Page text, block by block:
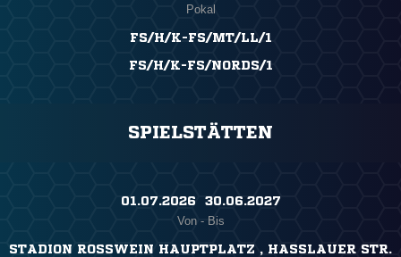
Pokal
FS/H/K-FS/MT/LL/1
FS/H/K-FS/NORDS/1
SPIELSTÄTTEN
01.07.2026 ​ 30.06.2027
Von - Bis
STADION ROSSWEIN HAUPTPLATZ , HASSLAUER STR.